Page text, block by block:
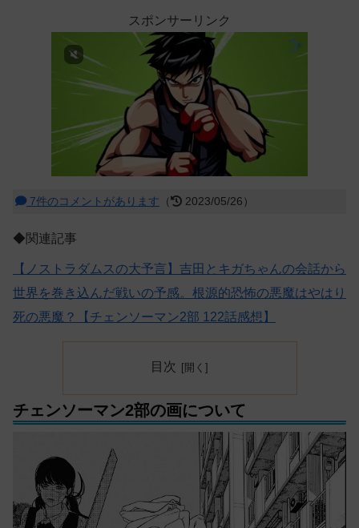
スポンサーリンク
7件のコメントがあります （ 2023/05/26）
◆関連記事
【ノストラダムスの大予言】吉田とキガちゃんの会話から
世界を巻き込んだ戦いの予感。根源的恐怖の悪魔はやはり
死の悪魔？【チェンソーマン2部 122話感想】
目次
チェンソーマン2部の画について